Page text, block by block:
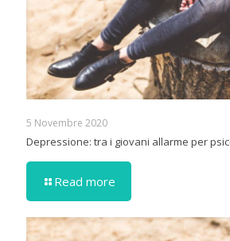
5 Novembre 2020
Depressione: tra i giovani allarme per
Read more